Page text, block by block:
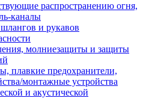
распространению огня,
каналы
и рукавов
молниезащиты и защиты
плавкие предохранители,
монтажные устройства
и акустической